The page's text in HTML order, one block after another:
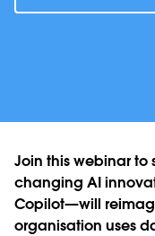
Join this webinar to
changing AI
Copilot—will
organisation uses